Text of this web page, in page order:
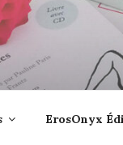
jetée à la
ErosOnyx